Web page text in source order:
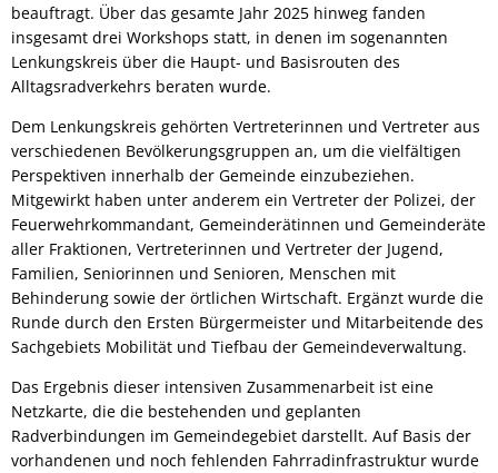
beauftragt. Über das gesamte Jahr 2025 hinweg fanden
insgesamt drei Workshops statt, in denen im sogenannten
Lenkungskreis über die Haupt- und Basisrouten des
Alltagsradverkehrs beraten wurde.
Dem Lenkungskreis gehörten Vertreterinnen und Vertreter aus
verschiedenen Bevölkerungsgruppen an, um die vielfältigen
Perspektiven innerhalb der Gemeinde einzubeziehen.
Mitgewirkt haben unter anderem ein Vertreter der Polizei, der
Feuerwehrkommandant, Gemeinderätinnen und Gemeinderäte
aller Fraktionen, Vertreterinnen und Vertreter der Jugend,
Familien, Seniorinnen und Senioren, Menschen mit
Behinderung sowie der örtlichen Wirtschaft. Ergänzt wurde die
Runde durch den Ersten Bürgermeister und Mitarbeitende des
Sachgebiets Mobilität und Tiefbau der Gemeindeverwaltung.
Das Ergebnis dieser intensiven Zusammenarbeit ist eine
Netzkarte, die die bestehenden und geplanten
Radverbindungen im Gemeindegebiet darstellt. Auf Basis der
vorhandenen und noch fehlenden Fahrradinfrastruktur wurde